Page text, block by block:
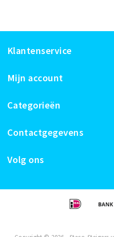
Klantenservice
Mijn account
Categorieën
Contactgegevens
Volg ons